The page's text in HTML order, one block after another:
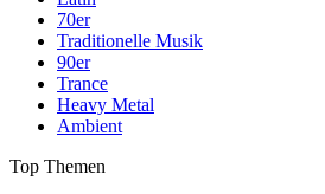
70er
Traditionelle Musik
90er
Trance
Heavy Metal
Ambient
Top Themen